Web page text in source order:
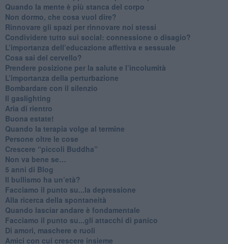
​Quando la mente è più stanca del corpo
Non dormo, che cosa vuol dire?
​Rinnovare gli spazi per rinnovare noi stessi
​Condividere tutto sui social: connessione o disagio?
​L’importanza dell’educazione affettiva e sessuale
​Cosa sai del cervello?
Prendere posizione per la salute e l’incolumità
L’importanza della perturbazione
​Bombardare con il silenzio
Il gaslighting
Aria di rientro
Buona estate!
​Quando la terapia volge al termine
​Persone oltre le cose
​Crescere “piccoli Buddha”
Non va bene se…
​5 anni di Blog
​Il bullismo ha un’età?
Facciamo il punto su...la depressione
​Alla ricerca della spontaneità
​Quando lasciar andare è fondamentale
Facciamo il punto su...gli attacchi di panico
Di amori, maschere e ruoli
​Amici con cui crescere insieme